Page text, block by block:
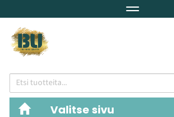
Navigaatio
Valitse sivu